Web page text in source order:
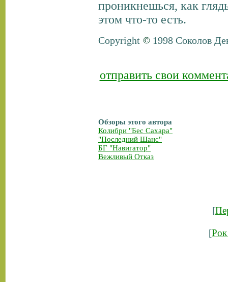
проникнешься, как
этом что-то есть.
Copyright 1998 Соколов
отправить свои
Обзоры этого автора
Колибри "Бес Сахара"
"Последний Шанс"
БГ "Навигатор"
Вежливый Отказ
[
[